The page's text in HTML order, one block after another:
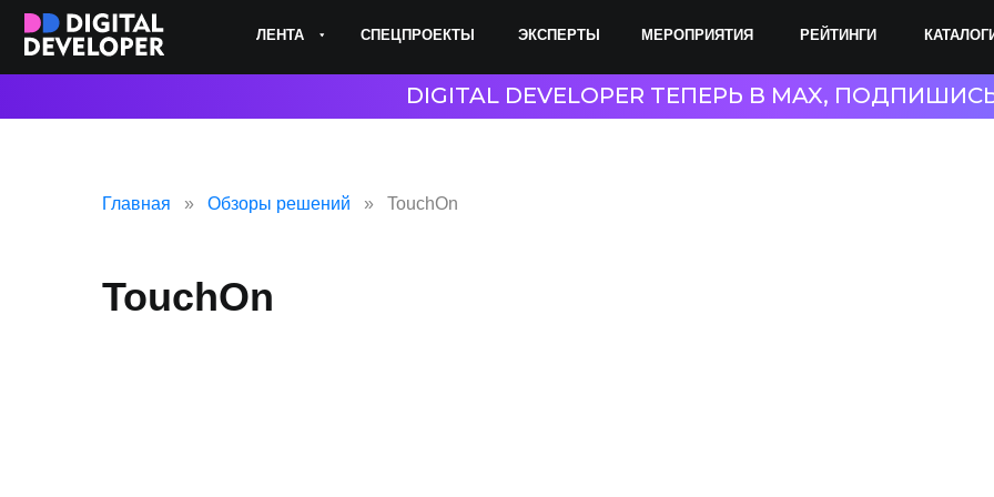
ЭКСПЕРТЫ КАТАЛОГИ
МЕРОПРИЯТИЯ
СПЕЦПРОЕКТЫ РЕЙТИНГИ
ЛЕНТА
DIGITAL DEVELOPER ТЕПЕРЬ В MAX,
Главная Обзоры решений TouchOn
TouchOn